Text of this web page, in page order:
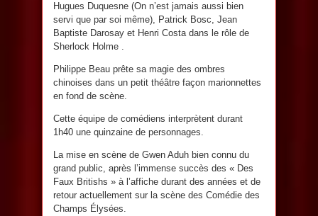
Hugues Duquesne (On n’est jamais aussi bien
servi que par soi même), Patrick Bosc, Jean
Baptiste Darosay et Henri Costa dans le rôle de
Sherlock Holme .
Philippe Beau prête sa magie des ombres
chinoises dans un petit théâtre façon marionnettes
en fond de scène.
Cette équipe de comédiens interprètent durant
1h40 une quinzaine de personnages.
La mise en scène de Gwen Aduh bien connu du
grand public, après l’immense succès des « Des
Faux Britishs » à l’affiche durant des années et de
retour actuellement sur la scène des Comédie des
Champs Élysées.